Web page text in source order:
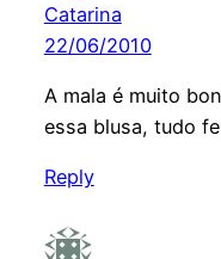
Catarina
22/06/2010
A mala é muito
essa blusa, tudo
Reply